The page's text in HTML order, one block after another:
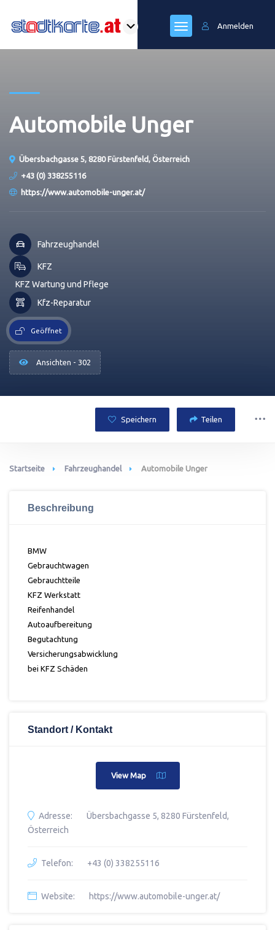
Anmelden
Automobile Unger
Übersbachgasse 5, 8280 Fürstenfeld, Österreich
+43 (0) 338255116
https://www.automobile-unger.at/
Fahrzeughandel
KFZ
KFZ Wartung und Pflege
Kfz-Reparatur
Geöffnet
Ansichten - 302
Speichern Teilen
Startseite Fahrzeughandel Automobile Unger
Beschreibung
BMW
Gebrauchtwagen
Gebrauchtteile
KFZ Werkstatt
Reifenhandel
Autoaufbereitung
Begutachtung
Versicherungsabwicklung
bei KFZ Schäden
Standort / Kontakt
View Map
Adresse:
Übersbachgasse 5, 8280 Fürstenfeld,
Österreich
Telefon: +43 (0) 338255116
Website: https://www.automobile-unger.at/